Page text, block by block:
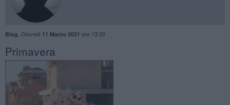
Blog Giovedì 11 Marzo 2021 ore 13:20
Primavera